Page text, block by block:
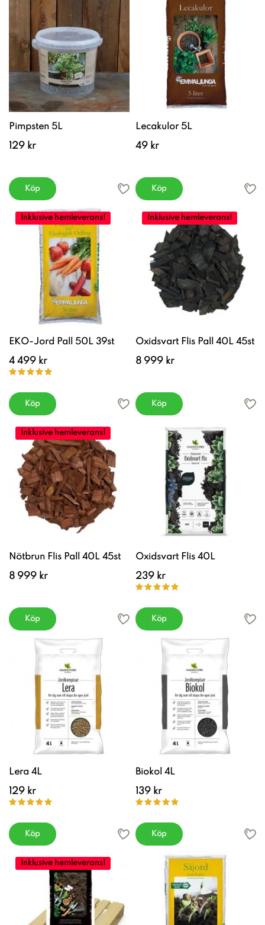
Pimpsten 5L
129 kr
Köp
Lecakulor 5L
49 kr
Köp
Inklusive hemleverans!
EKO-Jord Pall 50L 39st
4 499 kr
Köp
Inklusive hemleverans!
Oxidsvart Flis Pall 40L 45st
8 999 kr
Köp
Inklusive hemleverans!
Nötbrun Flis Pall 40L 45st
8 999 kr
Köp
Oxidsvart Flis 40L
239 kr
Köp
Lera 4L
129 kr
Köp
Biokol 4L
139 kr
Köp
Inklusive hemleverans!